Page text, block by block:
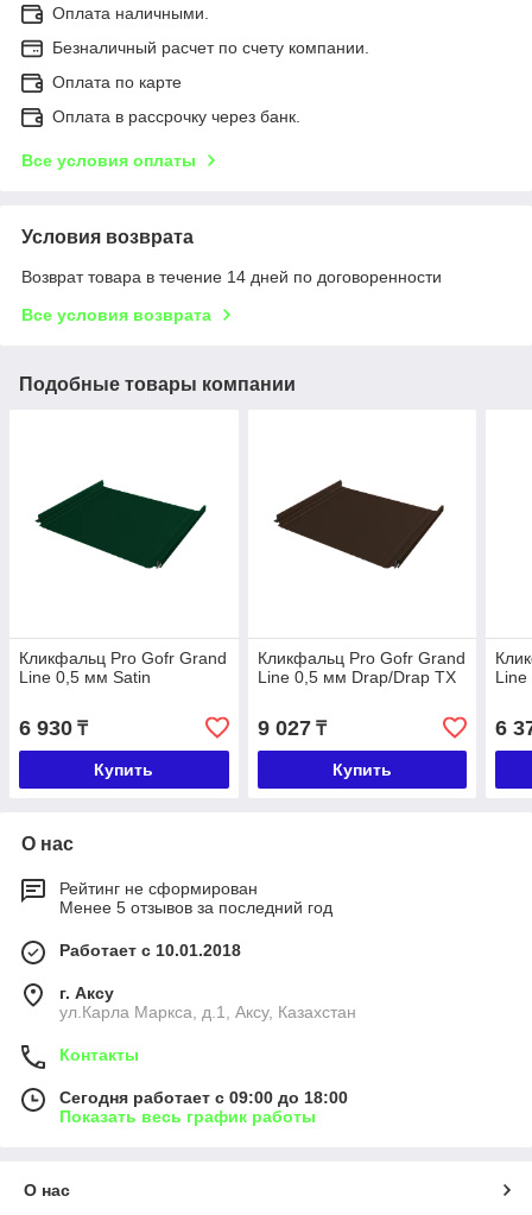
Оплата наличными.
Безналичный расчет по счету компании.
Оплата по карте
Оплата в рассрочку через банк.
Все условия оплаты
Условия возврата
Возврат товара в течение 14 дней по договоренности
Все условия возврата
Подобные товары компании
Кликфальц Pro Gofr Grand
Line 0,5 мм Satin
6 930 ₸
Купить
Кликфальц Pro Gofr Grand
Line 0,5 мм Drap/Drap TX
9 027₸
Купить
6
О нас
Рейтинг не сформирован
Менее 5 отзывов за последний год
Работает с 10.01.2018
г. Аксу
ул.Карла Маркса, д.1, Аксу, Казахстан
Контакты
Сегодня работает с 09:00 до 18:00
Показать весь график работы
О нас